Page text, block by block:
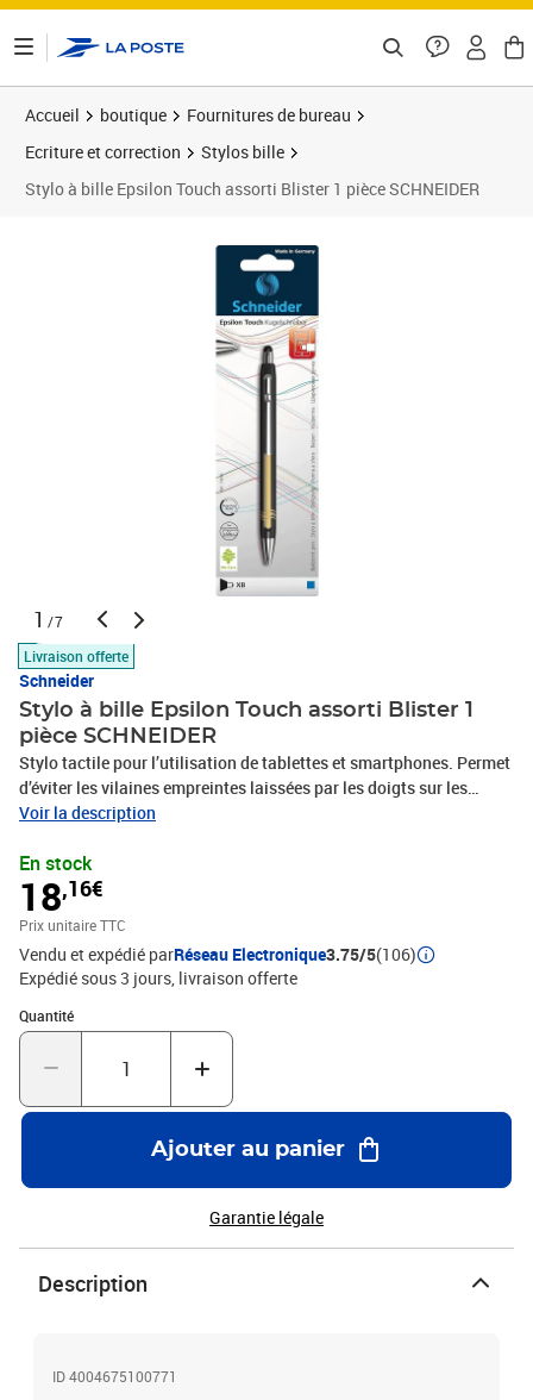
Accueil boutique
Fournitures de bureau
Ecriture et correction
Stylos bille
Stylo à bille Epsilon Touch assorti Blister 1 pièce SCHNEIDER
1 /7
Livraison offerte
Schneider
Stylo à bille Epsilon Touch assorti Blister 1
pièce SCHNEIDER
Stylo tactile pour l’utilisation de tablettes et smartphones. Permet
d’éviter les vilaines empreintes laissées par les doigts sur les
écrans. Même avec le port d’un gant celui-ci fonctionne. Recharge
inoxydable résistante à l’usure. Couleur d’encre bleue. Indélébile
selon la norme ISO 12757-2. Équipé avec la technologie
Viscoglide® qui assure uneécriture extraordinairement douce et
fluide. Rechargeable avec différentes recharges selon le concept
Plug+Play. Clip élégant en métal. Corps avec des combinaisons de
couleurs attrayantes.
Voir la description
En stock
18,16€
Prix unitaire TTC
Vendu et expédié parRéseau Electronique3.75/5(106)
Expédié sous 3 jours livraison offerte
Quantité
Quantité : 1
Ajouter au panier
Garantie légale
Description
ID 4004675100771